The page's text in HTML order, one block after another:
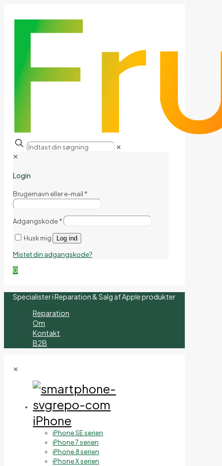
✕
✕
Login
Brugernavn eller e-mail *
Adgangskode*
Husk mig Log ind
Mistet din adgangskode?
0
Specialister i Reparation & Salg af Apple produkter
Reparation
Om
Kontakt
B2B
✕
iPhone
iPhone SE serien
iPhone 7 serien
iPhone 8 serien
iPhone X serien